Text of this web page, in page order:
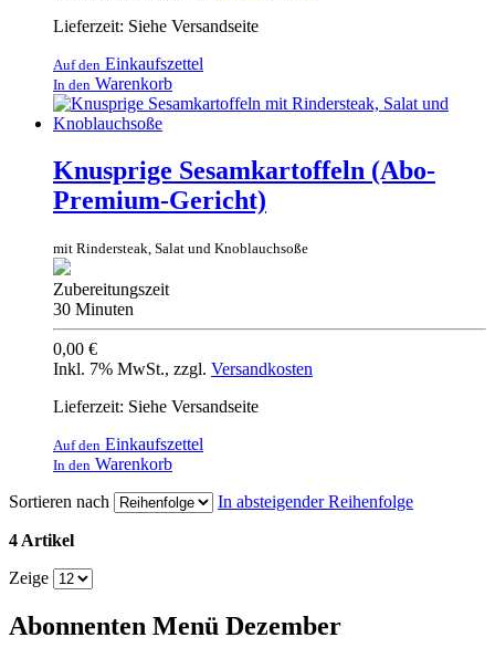
Lieferzeit: Siehe Versandseite
Auf den Einkaufszettel
In den Warenkorb
Knusprige Sesamkartoffeln (Abo-
Premium-Gericht)
mit Rindersteak, Salat und Knoblauchsoße
Zubereitungszeit
30 Minuten
0,00 €
Inkl. 7% MwSt., zzgl. Versandkosten
Lieferzeit: Siehe Versandseite
Auf den Einkaufszettel
In den Warenkorb
Sortieren nach
In absteigender Reihenfolge
4 Artikel
Zeige
Abonnenten Menü Dezember